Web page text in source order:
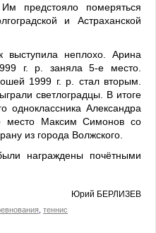
предстояло померяться
и Астраханской
неплохо. Арина
г. р. заняла 5-е место.
1999 г. р. стал вторым.
светлоградцы. В итоге
одноклассника Александра
место Максим Симонов со
из города Волжского.
награждены почётными
Юрий БЕРЛИЗЕВ
теннис